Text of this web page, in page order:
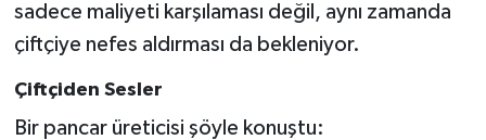
sadece maliyeti karşılaması değil, aynı zamanda
çiftçiye nefes aldırması da bekleniyor.
Çiftçiden Sesler
Bir pancar üreticisi şöyle konuştu: